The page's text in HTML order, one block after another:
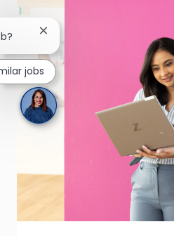
Close chatbot notification
jobs